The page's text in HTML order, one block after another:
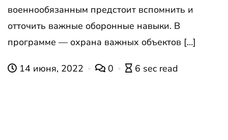
военнообязанным предстоит вспомнить и
отточить важные оборонные навыки. В
программе — охрана важных объектов […]
14 июня, 2022 0 6 sec read